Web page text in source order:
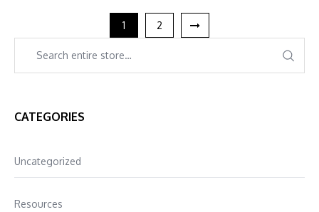
1 2
CATEGORIES
Uncategorized
Resources